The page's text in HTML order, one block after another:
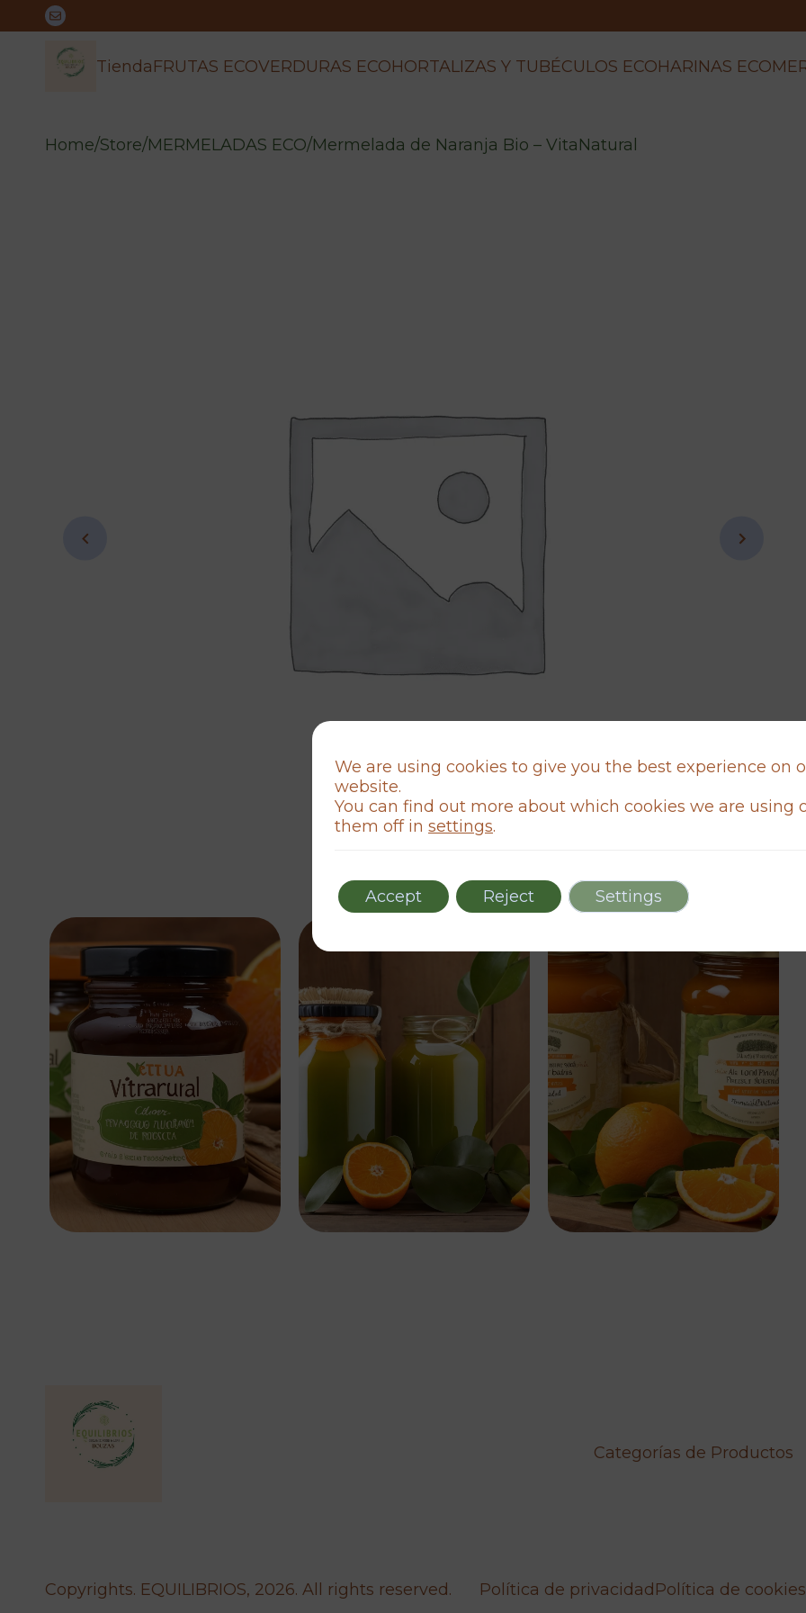
TiendaFRUTAS ECOVERDURAS ECOHORTALIZAS Y TUBÉCULOS ECOHARINAS ECO
Home/Store/MERMELADAS ECO/Mermelada de Naranja Bio – VitaNatural
Categorías de Productos
Copyrights. EQUILIBRIOS, 2026. All rights reserved. Política de privacidad Política de cookies
We are using cookies to give you the best experience on
website.
You can find out more about which cookies we are using
them off in settings.
Accept Reject Settings